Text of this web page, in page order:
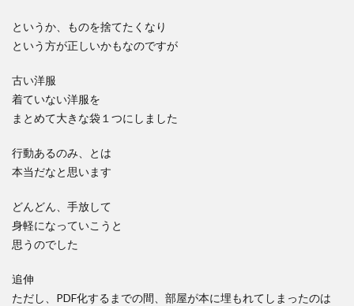
というか、ものを捨てたくなり
という方が正しいかもなのですが
古い洋服
着ていない洋服を
まとめて大きな袋１つにしました
行動あるのみ、とは
本当だなと思います
どんどん、手放して
身軽になっていこうと
思うのでした
追伸
ただし、PDF化するまでの間、部屋が本に埋もれてしまったのは